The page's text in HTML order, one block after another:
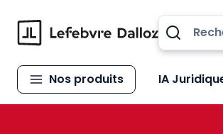
Nos produits IA